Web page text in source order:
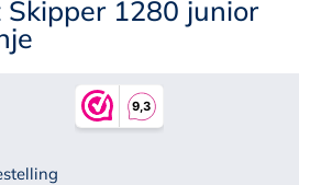
Skipper 1280 junior